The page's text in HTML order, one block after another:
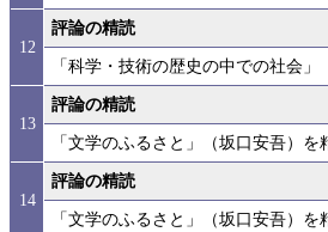
12
評論の精読
「科学・技術の歴史の中での社会
13
評論の精読
「文学のふるさと」（坂口安吾）を
14
評論の精読
「文学のふるさと」（坂口安吾）を